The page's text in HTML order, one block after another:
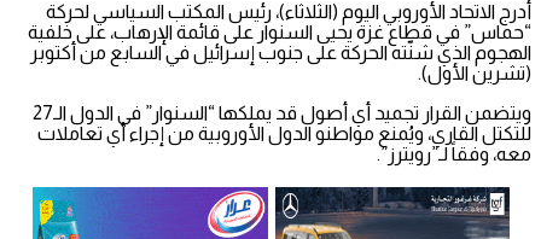
أدرج الاتحاد الأوروبي اليوم (الثلاثاء)، رئيس المكتب السياسي لحركة
“حماس” في قطاع غزة يحيى السنوار على قائمة الإرهاب، على خلفية
الهجوم الذي شنّته الحركة على جنوب إسرائيل في السابع من أكتوبر
(تشرين الأول).
ويتضمن القرار تجميد أي أصول قد يملكها “السنوار” في الدول الـ27
للتكتل القاري، ويُمنع مواطنو الدول الأوروبية من إجراء أي تعاملات
معه، وفقاً لـ”رويترز”.